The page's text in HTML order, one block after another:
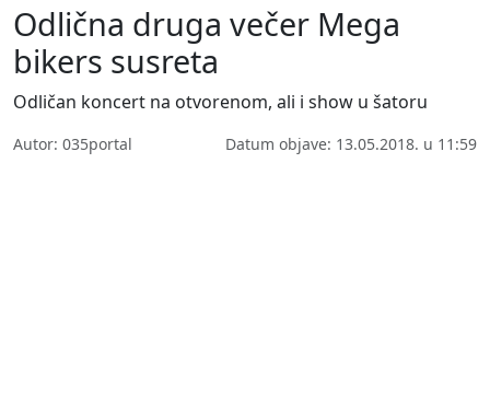
Odlična druga večer Mega
bikers susreta
Odličan koncert na otvorenom, ali i show u šatoru
Autor: 035portal Datum objave: 13.05.2018. u 11:59